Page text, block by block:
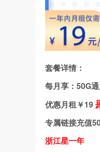
套餐详情：
每月享：50G
优惠月租￥19
专属链接充值
浙江星一年